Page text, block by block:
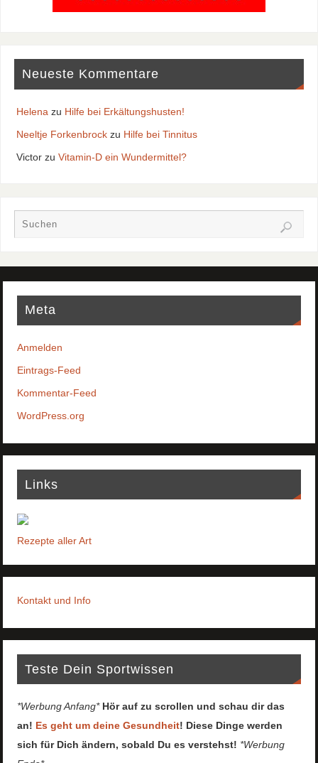
Neueste Kommentare
Helena zu Hilfe bei Erkältungshusten!
Neeltje Forkenbrockzu Hilfe bei Tinnitus
Victorzu Vitamin-D ein Wundermittel?
Meta
Anmelden
Eintrags-Feed
Kommentar-Feed
WordPress.org
Links
Rezepte aller Art
Kontakt und Info
Teste Dein Sportwissen
*Werbung Anfang* Hör auf zu scrollen und schau dir das
an! Es geht um deine Gesundheit! Diese Dinge werden
sich für Dich ändern, sobald Du es verstehst! *Werbung